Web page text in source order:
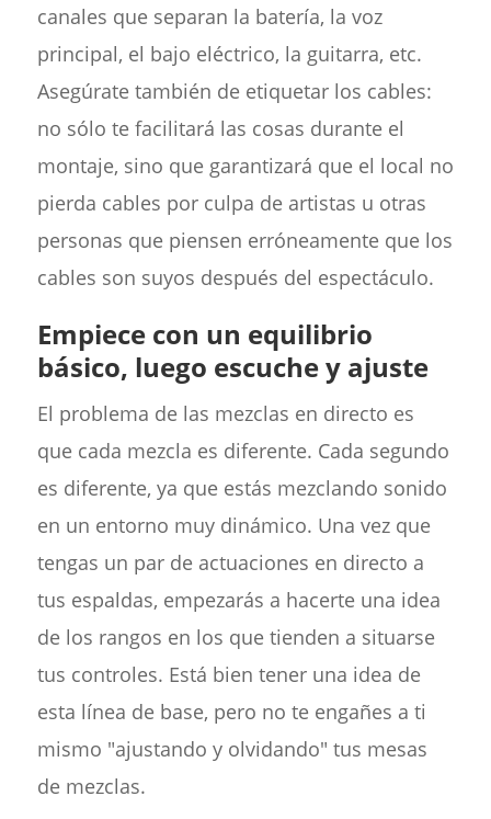
canales que separan la batería, la voz
principal, el bajo eléctrico, la guitarra, etc.
Asegúrate también de etiquetar los cables:
no sólo te facilitará las cosas durante el
montaje, sino que garantizará que el local no
pierda cables por culpa de artistas u otras
personas que piensen erróneamente que los
cables son suyos después del espectáculo.
Empiece con un equilibrio
básico, luego escuche y ajuste
El problema de las mezclas en directo es
que cada mezcla es diferente. Cada segundo
es diferente, ya que estás mezclando sonido
en un entorno muy dinámico. Una vez que
tengas un par de actuaciones en directo a
tus espaldas, empezarás a hacerte una idea
de los rangos en los que tienden a situarse
tus controles. Está bien tener una idea de
esta línea de base, pero no te engañes a ti
mismo "ajustando y olvidando" tus mesas
de mezclas.